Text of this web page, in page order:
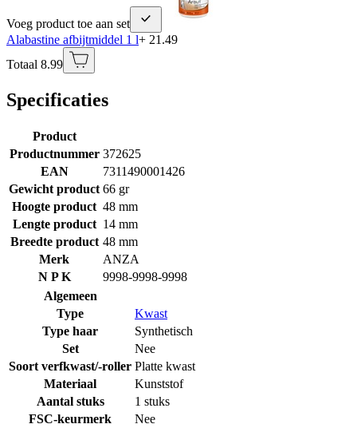
Voeg product toe aan set
Alabastine afbijtmiddel 1 l+ 21.49
Totaal 8.99
Specificaties
Product
Productnummer 372625
EAN
7311490001426
Gewicht product 66 gr
Hoogte product 48 mm
Lengte product 14 mm
Breedte product 48 mm
Merk
ANZA
N P K
9998-9998-9998
Algemeen
Type
Kwast
Type haar
Synthetisch
Set
Nee
Soort verfkwast/-roller Platte kwast
Materiaal
Kunststof
Aantal stuks
1 stuks
FSC-keurmerk
Nee